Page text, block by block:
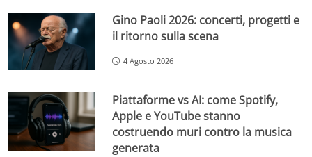
Gino Paoli 2026: concerti, progetti e
il ritorno sulla scena
4 Agosto 2026
Piattaforme vs AI: come Spotify,
Apple e YouTube stanno
costruendo muri contro la musica
generata